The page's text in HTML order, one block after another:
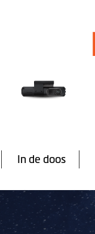
In de doos